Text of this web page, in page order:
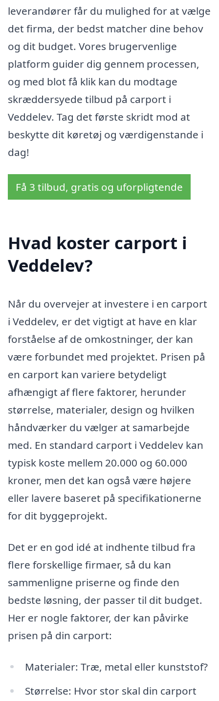
leverandører får du mulighed for at vælge
det firma, der bedst matcher dine behov
og dit budget. Vores brugervenlige
platform guider dig gennem processen,
og med blot få klik kan du modtage
skræddersyede tilbud på carport i
Veddelev. Tag det første skridt mod at
beskytte dit køretøj og værdigenstande i
dag!
Få 3 tilbud, gratis og uforpligtende
Hvad koster carport i
Veddelev?
Når du overvejer at investere i en carport
i Veddelev, er det vigtigt at have en klar
forståelse af de omkostninger, der kan
være forbundet med projektet. Prisen på
en carport kan variere betydeligt
afhængigt af flere faktorer, herunder
størrelse, materialer, design og hvilken
håndværker du vælger at samarbejde
med. En standard carport i Veddelev kan
typisk koste mellem 20.000 og 60.000
kroner, men det kan også være højere
eller lavere baseret på specifikationerne
for dit byggeprojekt.
Det er en god idé at indhente tilbud fra
flere forskellige firmaer, så du kan
sammenligne priserne og finde den
bedste løsning, der passer til dit budget.
Her er nogle faktorer, der kan påvirke
prisen på din carport:
Materialer: Træ, metal eller kunststof?
Størrelse: Hvor stor skal din carport